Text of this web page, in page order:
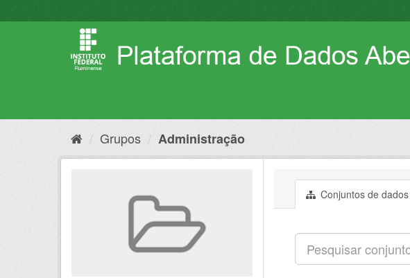
para
Grupos Administração
Conjuntos de dados